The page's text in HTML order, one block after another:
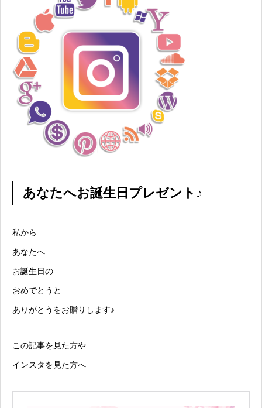
あなたへお誕生日プレゼント♪
私から
あなたへ
お誕生日の
おめでとうと
ありがとうをお贈りします♪
この記事を見た方や
インスタを見た方へ